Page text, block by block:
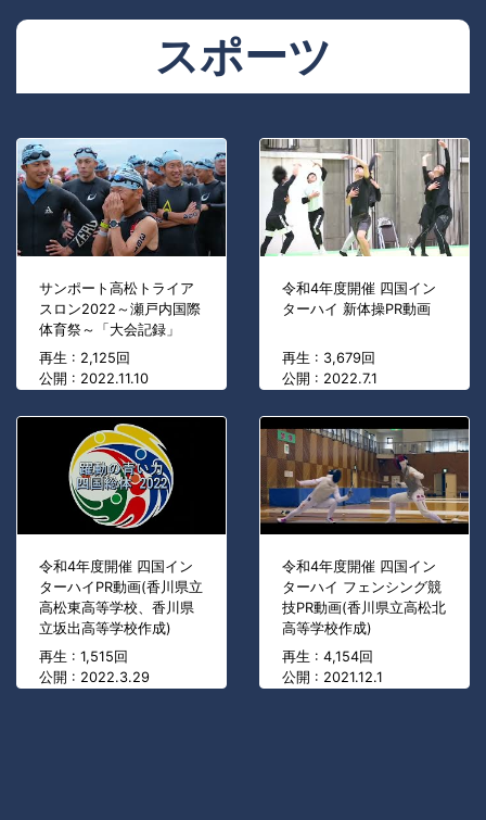
スポーツ
サンポート高松トライア
スロン2022～瀬戸内国際
体育祭～「大会記録」
再生 : 2,125回
公開 : 2022.11.10
令和4年度開催 四国イン
ターハイ 新体操PR動画
再生 : 3,679回
公開 : 2022.7.1
令和4年度開催 四国イン
ターハイPR動画(香川県立
高松東高等学校、香川県
立坂出高等学校作成)
再生 : 1,515回
公開 : 2022.3.29
令和4年度開催 四国イン
ターハイ フェンシング競
技PR動画(香川県立高松北
高等学校作成)
再生 : 4,154回
公開 : 2021.12.1